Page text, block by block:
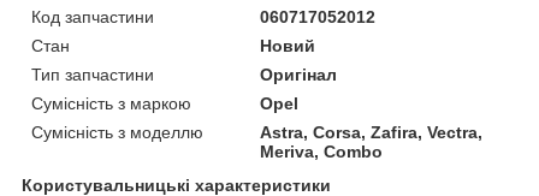
Код запчастини
060717052012
Стан
Новий
Тип запчастини
Оригінал
Сумісність з маркою
Opel
Сумісність з моделлю
Astra, Corsa, Zafira, Vectra,
Meriva, Combo
Користувальницькі характеристики